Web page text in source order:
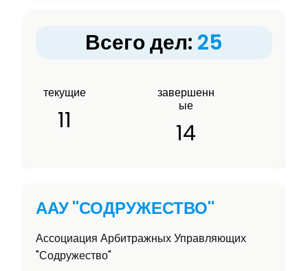
Всего дел: 25
текущие
11
завершенн
ые
14
ААУ "СОДРУЖЕСТВО"
Ассоциация Арбитражных Управляющих
"Содружество"